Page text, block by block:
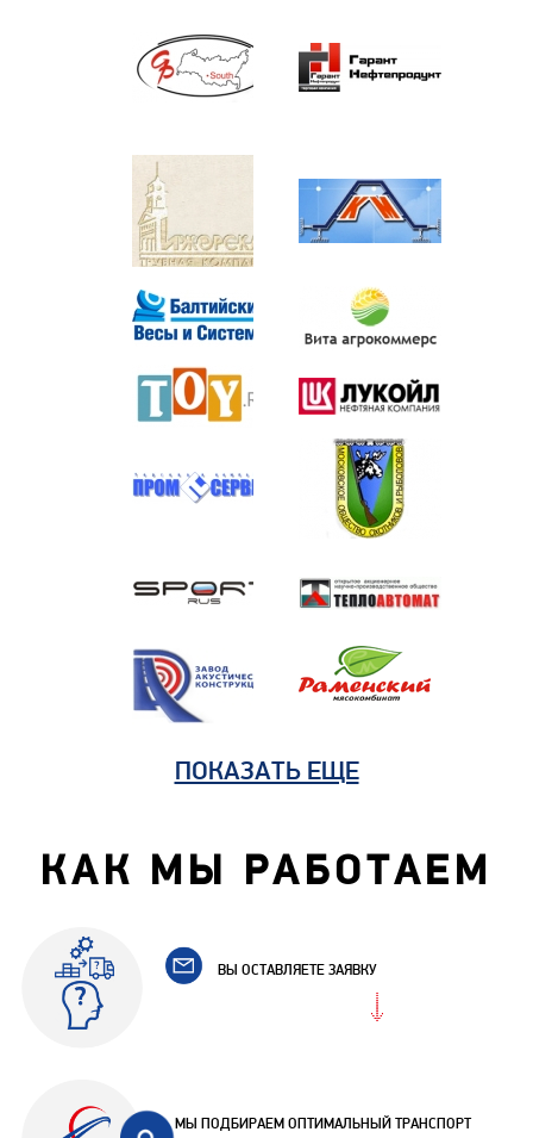
ПОКАЗАТЬ ЕЩЕ
КАК МЫ РАБОТАЕМ
ВЫ ОСТАВЛЯЕТЕ ЗАЯВКУ
МЫ ПОДБИРАЕМ ОПТИМАЛЬНЫЙ ТРАНСПОРТ